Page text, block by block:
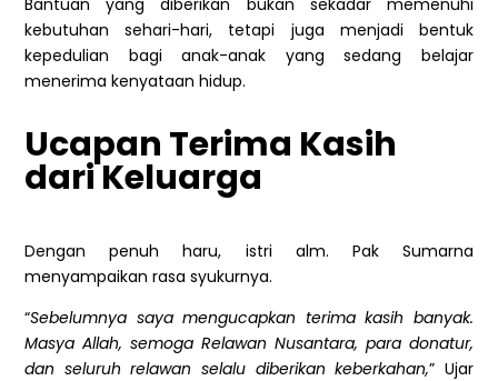
kebutuhan sehari-hari, tetapi juga menjadi bentuk
kepedulian bagi anak-anak yang sedang belajar
menerima kenyataan hidup.
Ucapan Terima Kasih
dari Keluarga
Dengan penuh haru, istri alm. Pak Sumarna
menyampaikan rasa syukurnya.
“Sebelumnya saya mengucapkan terima kasih banyak.
Masya Allah, semoga Relawan Nusantara, para donatur,
dan seluruh relawan selalu diberikan keberkahan,” Ujar